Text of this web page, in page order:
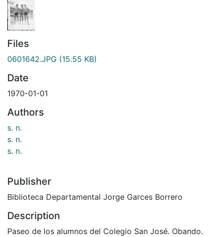
Files
0601642.JPG (15.55 KB)
Date
1970-01-01
Authors
s. n.
s. n.
s. n.
Publisher
Biblioteca Departamental Jorge Garces Borrero
Description
Paseo de los alumnos del Colegio San José. Obando.